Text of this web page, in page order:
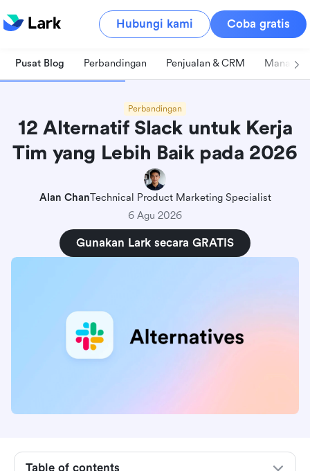
Hubungi kami Coba gratis
Pusat Blog Perbandingan Penjualan & CRM
Perbandingan
12 Alternatif Slack untuk Kerja
Tim yang Lebih Baik pada 2026
Alan ChanTechnical Product Marketing Specialist
6 Agu 2026
Gunakan Lark secara GRATIS
Table of contents